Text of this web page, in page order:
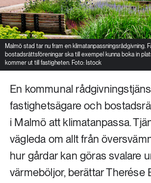
Malmö stad tar nu fram en klimatanpassningsrådgivning.
bostadsrättsföreningar ska till exempel kunna boka in
kommer ut till fastigheten. Foto: Istock
En kommunal
fastighetsägare och
i Malmö att klimatanpassa.
vägleda om allt från
hur gårdar kan göras svalare
värmeböljor, berättar Therése